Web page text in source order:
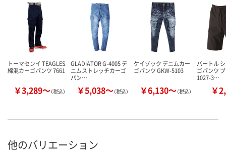
トーマセンイ TEAGLES
綿混カーゴパンツ 7661
￥3,289～（税込）
GLADIATOR G-4005 デ
ニムストレッチカーゴ
パン…
￥5,038～（税込）
ケイゾック デニムカー
ゴパンツ GKW-5103
￥6,130～（税込）
バートル
ゴパンツ
1027-3…
￥
他のバリエーション